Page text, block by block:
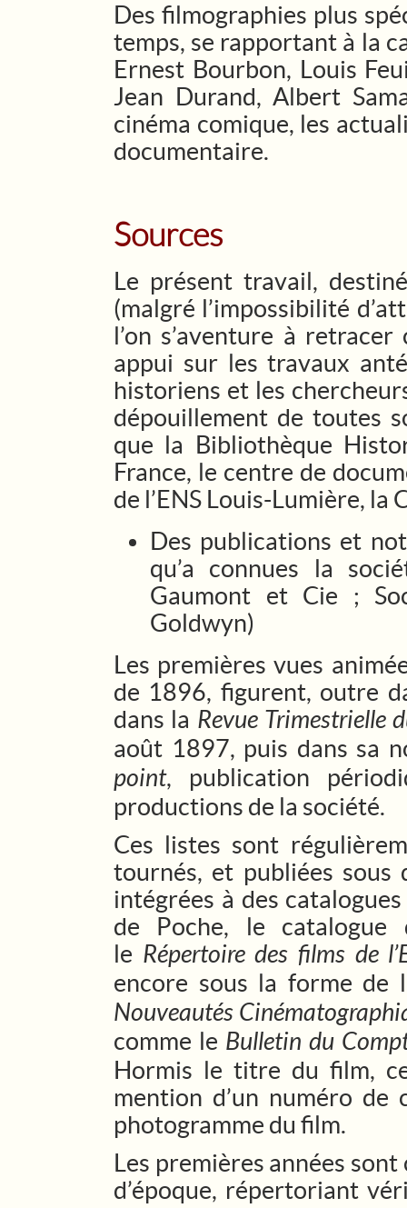
Des filmographies plus
temps, se rapportant à la
Ernest Bourbon, Louis
Jean Durand, Albert
cinéma comique, les
documentaire.
Sources
Le présent travail,
(malgré l’impossibilité
l’on s’aventure à
appui sur les travaux
historiens et les
dépouillement de toutes
que la Bibliothèque
France, le centre de
de l’ENS Louis-Lumière,
Des publications et
qu’a connues la
Gaumont et Cie ;
Goldwyn)
Les premières vues
de 1896, figurent, outre
dans la Revue Trimestrielle
août 1897, puis dans sa
point, publication
productions de la société.
Ces listes sont
tournés, et publiées sous
intégrées à des
de Poche, le catalogue
le Répertoire des films de
encore sous la forme de
Nouveautés
comme le Bulletin du
Hormis le titre du film,
mention d’un numéro de
photogramme du film.
Les premières années
d’époque, répertoriant